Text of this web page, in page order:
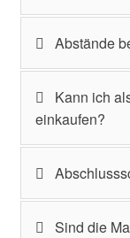
Abstände
Kann ich
einkaufen?
Sind die